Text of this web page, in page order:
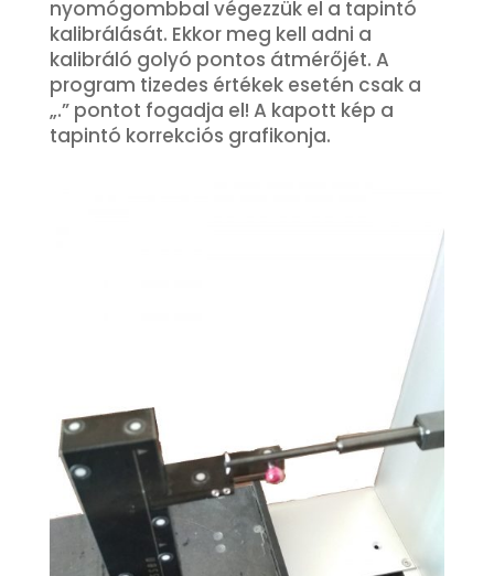
nyomógombbal végezzük el a tapintó
kalibrálását. Ekkor meg kell adni a
kalibráló golyó pontos átmérőjét. A
program tizedes értékek esetén csak a
„.” pontot fogadja el! A kapott kép a
tapintó korrekciós grafikonja.